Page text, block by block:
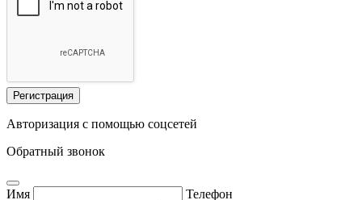
Регистрация
Авторизация с помощью соцсетей
Обратный звонок
Имя Телефон